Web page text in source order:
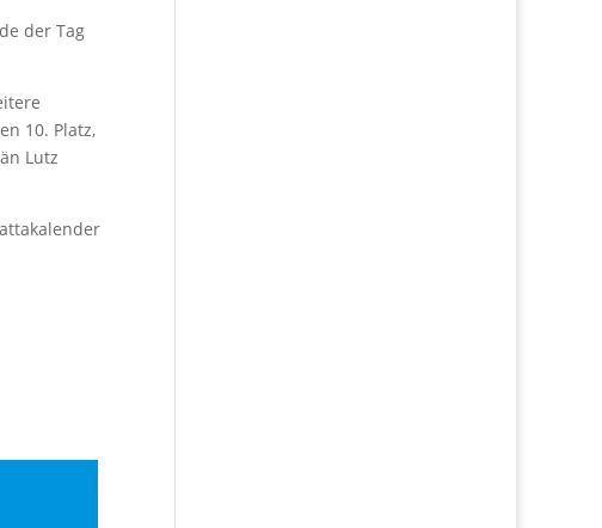
der Tag
10. Platz,
Lutz